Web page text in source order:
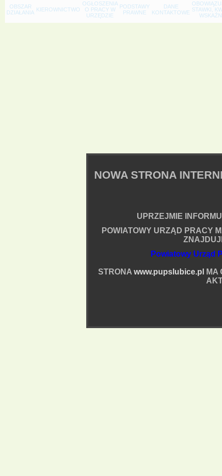
OBSZAR
DZIAŁANIA KIEROWNICTWO
OGŁOSZENIA
O PRACY W
URZĘDZIE
PODSTAWY
PRAWNE
DANE
KONTAKTOWE STAWKI,
NOWA STRONA
UPRZEJMIE
POWIATOWY URZĄD PRACY
Powiatowy Urząd
STRONA www.pupslubice.pl
MA